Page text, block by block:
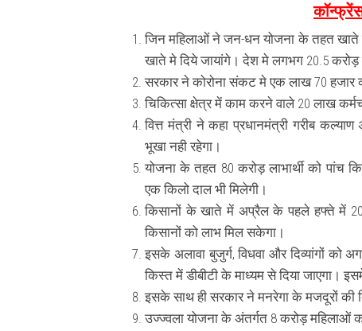
जिन महिलाओं ने जन-धन योजना के तहत खाते
खाते मे दिये जायांगे। देश मे लगभग 20.5
सरकार ने कोरोना संकट मे एक लाख 70
चिकित्सा क्षेत्र में काम करने वाले 20 लाख
वित्त मंत्री ने कहा प्रधानमंत्री गरीब
भूखा नही रहेगा।
योजना के तहत 80 करोड़ लाभार्थी को पांच
एक किलो दाल भी मिलेगी।
किसानों के खाते में अप्रैल के पहले हफ्ते में
किसानों को लाभ मिल सकेगा।
इसके अलावा बुजुर्ग, विधवा और दिव्यांगों को
किस्त में डीबीटी के माध्यम से दिया जाएगा।
इसके साथ ही सरकार ने मनरेगा के मजदूरों की
उज्ज्वला योजना के अंतर्गत 8 करोड़ महिलाओं